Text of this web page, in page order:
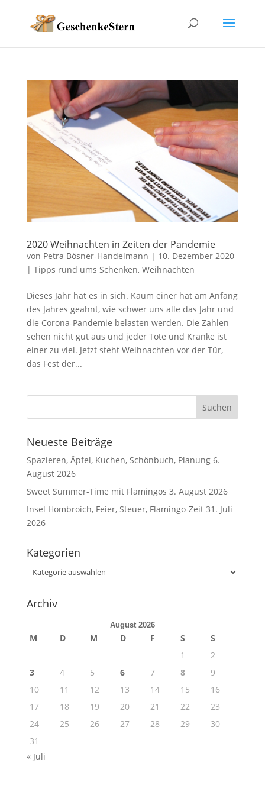
2020 Weihnachten in Zeiten der Pandemie
von Petra Bösner-Handelmann | 10. Dezember 2020
| Tipps rund ums Schenken, Weihnachten
Dieses Jahr hat es in sich. Kaum einer hat am Anfang
des Jahres geahnt, wie schwer uns alle das Jahr und
die Corona-Pandemie belasten werden. Die Zahlen
sehen nicht gut aus und jeder Tote und Kranke ist
einer zu viel. Jetzt steht Weihnachten vor der Tür,
das Fest der...
Neueste Beiträge
Spazieren, Äpfel, Kuchen, Schönbuch, Planung 6.
August 2026
Sweet Summer-Time mit Flamingos 3. August 2026
Insel Hombroich, Feier, Steuer, Flamingo-Zeit 31. Juli
2026
Kategorien
Kategorien
Archiv
August 2026
M D M D F S
S
1
2
3
4 5 6 7 8
9
10
11 12 13 14 15
16
17
18 19 20 21 22
23
24
25 26 27 28 29
30
31
« Juli